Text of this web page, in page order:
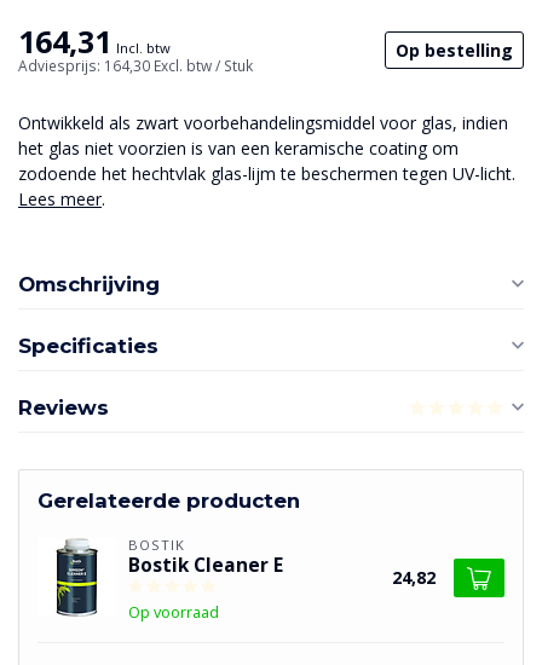
164,31 Incl. btw
Adviesprijs: 164,30 Excl. btw/ Stuk
Op bestelling
Ontwikkeld als zwart voorbehandelingsmiddel voor glas, indien
het glas niet voorzien is van een keramische coating om
zodoende het hechtvlak glas-lijm te beschermen tegen UV-licht.
Lees meer.
Omschrijving
Specificaties
Reviews
Gerelateerde producten
BOSTIK
Bostik Cleaner E
Op voorraad
24,82